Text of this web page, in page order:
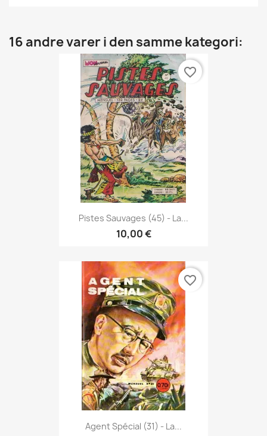
16 andre varer i den samme kategori:
Pistes Sauvages (45) - La...
10,00 €
favorite_border
Agent Spécial (31) - La...
favorite_border